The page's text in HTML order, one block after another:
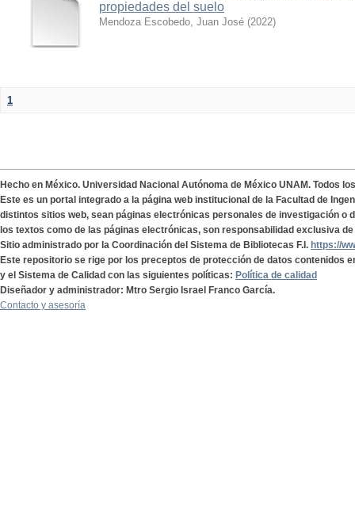
propiedades del suelo
Mendoza Escobedo, Juan José (2022)
1
Hecho en México. Universidad Nacional Autónoma de México UNAM. Todos
Este es un portal integrado a la página web institucional de la Facultad de
distintos sitios web, sean páginas electrónicas personales de investigación o
los textos como de las páginas electrónicas, son responsabilidad exclusiva
Sitio administrado por la Coordinación del Sistema de Bibliotecas F.I. https://
Este repositorio se rige por los preceptos de protección de datos contenidos
y el Sistema de Calidad con las siguientes políticas: Política de calidad
Diseñador y administrador: Mtro Sergio Israel Franco García.
Contacto y asesoría